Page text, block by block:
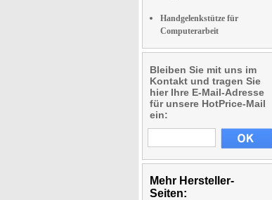
Handgelenkstütze für
Computerarbeit
Bleiben Sie mit uns im
Kontakt und tragen Sie
hier Ihre E-Mail-Adresse
für unsere HotPrice-Mail
ein:
Mehr Hersteller-
Seiten: